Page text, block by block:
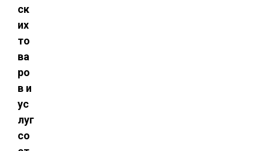
ск
их
то
ва
ро
в и
ус
луг
со